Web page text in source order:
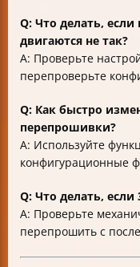
Q: Что делать,
двигаются не так?
A: Проверьте
перепроверьте
Q: Как быстро
перепрошивки?
A: Используйте
конфигурационные
Q: Что делать, если
A: Проверьте
перепрошить с